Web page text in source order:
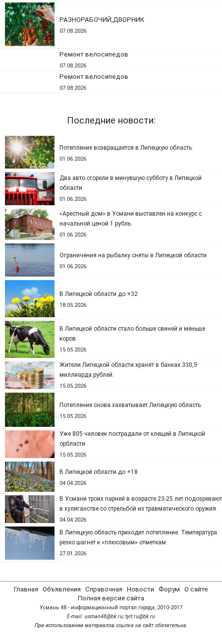
РАЗНОРАБОЧИЙ,ДВОРНИК
07.08.2026
Ремонт велосипедов
07.08.2026
Ремонт велосипедов
07.08.2026
Последние новости:
Потепление возвращается в Липецкую область.
01.06.2026
Два авто сгорели в минувшую субботу в Липецкой
области.
01.06.2026
«Арестный дом» в Усмани выставлен на конкурс с
начальной ценой 1 рубль.
01.06.2026
Ограничения на рыбалку сняты в Липецкой области.
01.06.2026
В Липецкой области до +32
18.05.2026
В Липецкой области стало больше свиней и меньше
коров.
15.05.2026
Жители Липецкой области хранят в банках 330,5
миллиарда рублей.
15.05.2026
Потепление снова захватывает Липецкую область.
15.05.2026
Уже 805 человек пострадали от клещей в Липецкой
орбласти.
15.05.2026
В Липецкой области до +18
04.04.2026
В Усмани троих парней в возрасте 23-25 лет подозревают
в хулиганстве со стрельбой из травматического оружия.
04.04.2026
В Липецкую область приходит потепление. Температура
резко шагнет к «плюсовым» отметкам.
27.01.2026
Главная Объявления Справочная Новости Форум
О сайте
Полная версия сайта
Усмань 48 - информационный портал города, 2010-2017
Е-mail: usman48@bk.ru; tyit.ru@bk.ru
При использовании материалов ссылка на сайт обязательна.